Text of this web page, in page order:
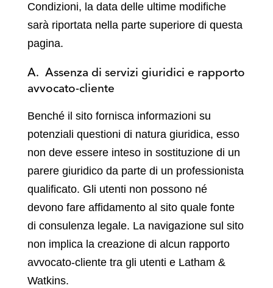
Condizioni, la data delle ultime modifiche
sarà riportata nella parte superiore di questa
pagina.
A. Assenza di servizi giuridici e rapporto
avvocato-cliente
Benché il sito fornisca informazioni su
potenziali questioni di natura giuridica, esso
non deve essere inteso in sostituzione di un
parere giuridico da parte di un professionista
qualificato. Gli utenti non possono né
devono fare affidamento al sito quale fonte
di consulenza legale. La navigazione sul sito
non implica la creazione di alcun rapporto
avvocato-cliente tra gli utenti e Latham &
Watkins.